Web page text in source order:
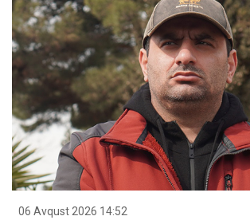
06 Avqust 2026 14:52